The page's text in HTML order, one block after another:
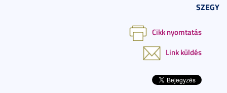
SZEGY
Cikk nyomtatás
Link küldés